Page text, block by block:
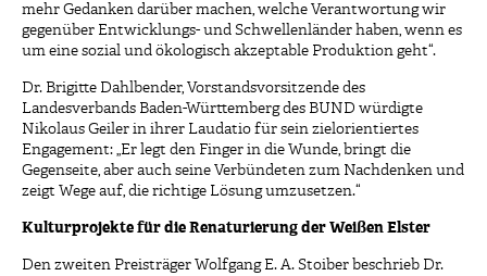
mehr Gedanken darüber machen, welche Verantwortung wir
gegenüber Entwicklungs- und Schwellenländer haben, wenn es
um eine sozial und ökologisch akzeptable Produktion geht“.
Dr. Brigitte Dahlbender, Vorstandsvorsitzende des
Landesverbands Baden-Württemberg des BUND würdigte
Nikolaus Geiler in ihrer Laudatio für sein zielorientiertes
Engagement: „Er legt den Finger in die Wunde, bringt die
Gegenseite, aber auch seine Verbündeten zum Nachdenken und
zeigt Wege auf, die richtige Lösung umzusetzen.“
Kulturprojekte für die Renaturierung der Weißen Elster
Den zweiten Preisträger Wolfgang E. A. Stoiber beschrieb Dr.